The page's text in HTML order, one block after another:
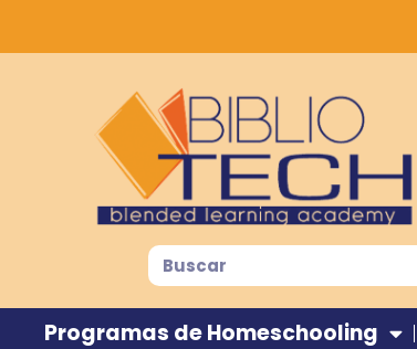
Programas de Homeschooling